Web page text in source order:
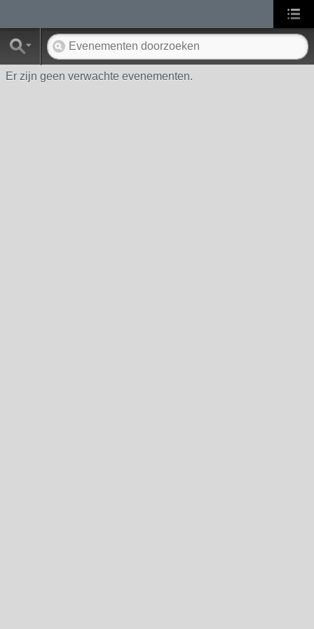
Er zijn geen verwachte evenementen.